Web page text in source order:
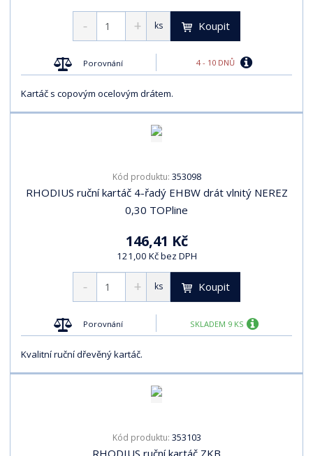
ks Koupit
Porovnání 4 - 10 DNŮ
Kartáč s copovým ocelovým drátem.
Kód produktu: 353098
RHODIUS ruční kartáč 4-řadý EHBW drát vlnitý NEREZ
0,30 TOPline
146,41 Kč
121,00 Kč bez DPH
ks Koupit
Porovnání SKLADEM 9 KS
Kvalitní ruční dřevěný kartáč.
Kód produktu: 353103
RHODIUS ruční kartáč ZKB